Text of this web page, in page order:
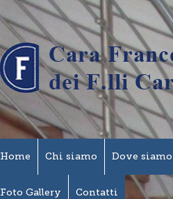
Home Chi siamo Dove siamo
Foto Gallery Contatti